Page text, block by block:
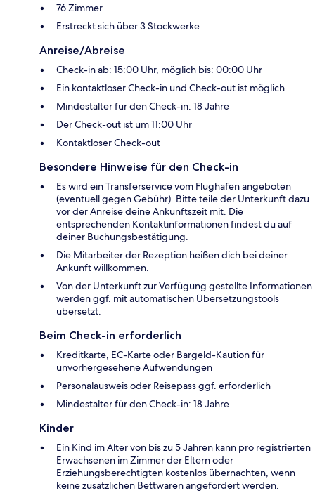
76 Zimmer
Erstreckt sich über 3 Stockwerke
Anreise/Abreise
Check-in ab: 15:00 Uhr, möglich bis: 00:00 Uhr
Ein kontaktloser Check-in und Check-out ist möglich
Mindestalter für den Check-in: 18 Jahre
Der Check-out ist um 11:00 Uhr
Kontaktloser Check-out
Besondere Hinweise für den Check-in
Es wird ein Transferservice vom Flughafen angeboten
(eventuell gegen Gebühr). Bitte teile der Unterkunft dazu
vor der Anreise deine Ankunftszeit mit. Die
entsprechenden Kontaktinformationen findest du auf
deiner Buchungsbestätigung.
Die Mitarbeiter der Rezeption heißen dich bei deiner
Ankunft willkommen.
Von der Unterkunft zur Verfügung gestellte Informationen
werden ggf. mit automatischen Übersetzungstools
übersetzt.
Beim Check-in erforderlich
Kreditkarte, EC-Karte oder Bargeld-Kaution für
unvorhergesehene Aufwendungen
Personalausweis oder Reisepass ggf. erforderlich
Mindestalter für den Check-in: 18 Jahre
Kinder
Ein Kind im Alter von bis zu 5 Jahren kann pro registrierten
Erwachsenen im Zimmer der Eltern oder
Erziehungsberechtigten kostenlos übernachten, wenn
keine zusätzlichen Bettwaren angefordert werden.